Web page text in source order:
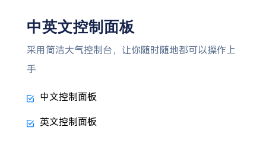
中英文控制面板
采用简洁大气控制台，让你随时随地都可以操作上
手
中文控制面板
英文控制面板